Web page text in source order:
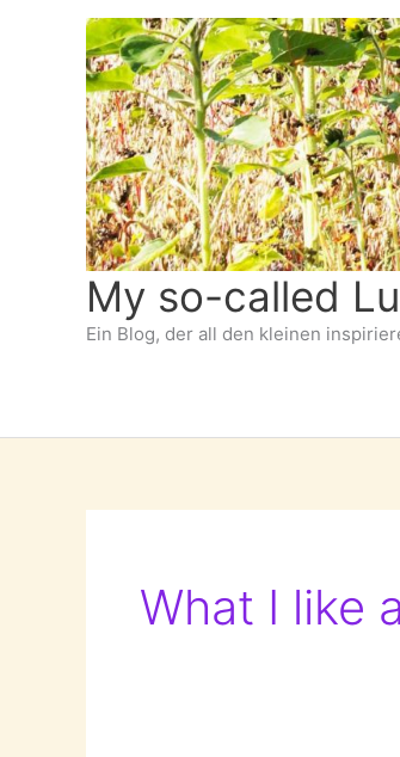
My so-called
Ein Blog, der all den kleinen
What I like